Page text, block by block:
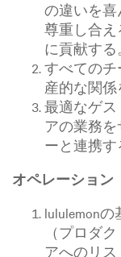
の違いを
尊重し合え
に貢献する
すべての
産的な関係
最適なゲス
アの業務
ーと連携す
オペレーション
lululemon
（プロダ
アへのリ